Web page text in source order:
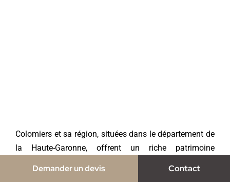
Demander un devis Contact
Colomiers et sa région, situées dans le département de
la Haute-Garonne, offrent un riche patrimoine